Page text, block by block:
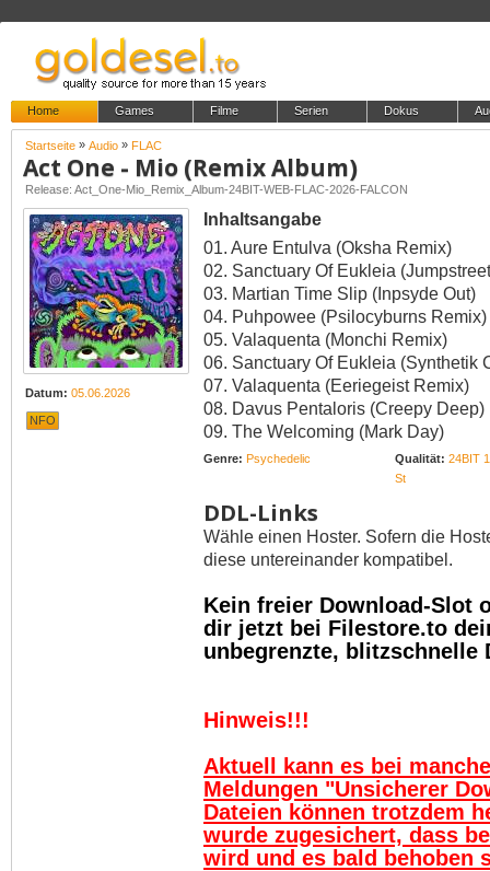
Home Games Filme Serien Dokus
Startseite » Audio » FLAC
Act One - Mio (Remix Album)
Release: Act_One-Mio_Remix_Album-24BIT-WEB-FLAC-2026-FALCON
Datum: 05.06.2026
NFO
Inhaltsangabe
01. Aure Entulva (Oksha Remix)
02. Sanctuary Of Eukleia
03. Martian Time Slip (Inpsyde Out)
04. Puhpowee (Psilocyburns Remix)
05. Valaquenta (Monchi Remix)
06. Sanctuary Of Eukleia (Synthetik
07. Valaquenta (Eeriegeist Remix)
08. Davus Pentaloris (Creepy Deep)
09. The Welcoming (Mark Day)
Genre: Psychedelic Qualität: 24BIT
St
DDL-Links
Wähle einen Hoster. Sofern die
diese untereinander kompatibel.
Kein freier Download-Slot
dir jetzt bei Filestore.to
unbegrenzte, blitzschnelle
Hinweis!!!
Aktuell kann es bei
Meldungen "Unsicherer
Dateien können trotzdem
wurde zugesichert, dass
wird und es bald behoben